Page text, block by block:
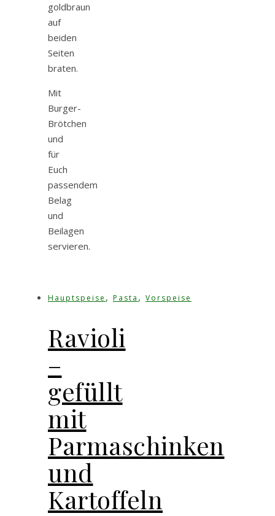
goldbraun
auf
beiden
Seiten
braten.
Mit
Burger-
Brötchen
und
für
Euch
passendem
Belag
und
Beilagen
servieren.
Hauptspeise , Pasta , Vorspeise
Ravioli
–
gefüllt
mit
Parmaschinken
und
Kartoffeln